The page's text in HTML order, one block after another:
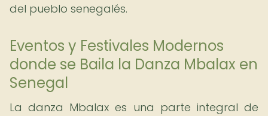
del pueblo senegalés.
Eventos y Festivales Modernos
donde se Baila la Danza Mbalax en
Senegal
La danza Mbalax es una parte integral de